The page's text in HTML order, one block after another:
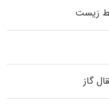
زیست
گاز